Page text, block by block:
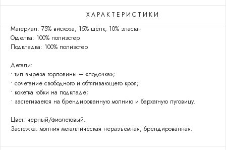
ХАРАКТЕРИСТИКИ
Материал: 75% вискоза, 15% шёлк, 10% эластан
Отделка: 100% полиэстер
Подкладка: 100% полиэстер
Детали:
• тип выреза горловины – «лодочка»;
• сочетание свободного и обтягивающего кроя;
• кокетка юбки на подкладе;
• застегивается на брендированную молнию и бархатную пуговицу.
Цвет: черный/фиолетовый.
Застежка: молния металлическая неразъемная, брендированная.